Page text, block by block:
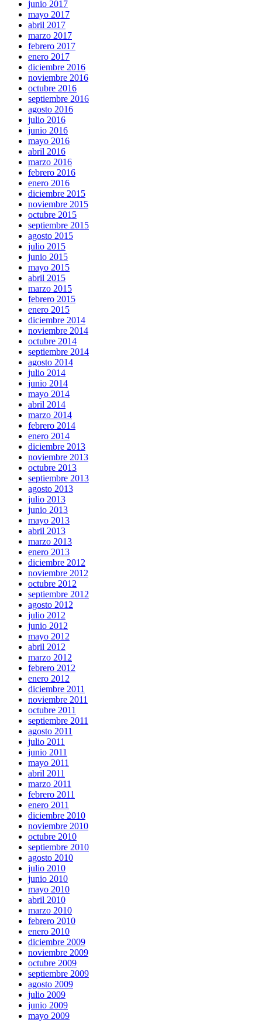
junio 2017
mayo 2017
abril 2017
marzo 2017
febrero 2017
enero 2017
diciembre 2016
noviembre 2016
octubre 2016
septiembre 2016
agosto 2016
julio 2016
junio 2016
mayo 2016
abril 2016
marzo 2016
febrero 2016
enero 2016
diciembre 2015
noviembre 2015
octubre 2015
septiembre 2015
agosto 2015
julio 2015
junio 2015
mayo 2015
abril 2015
marzo 2015
febrero 2015
enero 2015
diciembre 2014
noviembre 2014
octubre 2014
septiembre 2014
agosto 2014
julio 2014
junio 2014
mayo 2014
abril 2014
marzo 2014
febrero 2014
enero 2014
diciembre 2013
noviembre 2013
octubre 2013
septiembre 2013
agosto 2013
julio 2013
junio 2013
mayo 2013
abril 2013
marzo 2013
enero 2013
diciembre 2012
noviembre 2012
octubre 2012
septiembre 2012
agosto 2012
julio 2012
junio 2012
mayo 2012
abril 2012
marzo 2012
febrero 2012
enero 2012
diciembre 2011
noviembre 2011
octubre 2011
septiembre 2011
agosto 2011
julio 2011
junio 2011
mayo 2011
abril 2011
marzo 2011
febrero 2011
enero 2011
diciembre 2010
noviembre 2010
octubre 2010
septiembre 2010
agosto 2010
julio 2010
junio 2010
mayo 2010
abril 2010
marzo 2010
febrero 2010
enero 2010
diciembre 2009
noviembre 2009
octubre 2009
septiembre 2009
agosto 2009
julio 2009
junio 2009
mayo 2009